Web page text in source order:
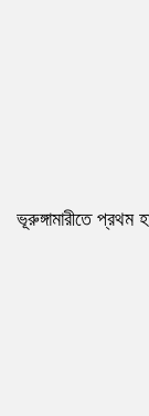
ভূরুঙ্গামারীতে প্রথম